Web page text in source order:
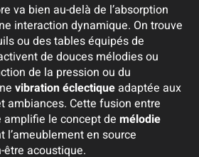
va bien au-delà de l’absorption
interaction dynamique. On trouve
ou des tables équipés de
de douces mélodies ou
de la pression ou du
vibration éclectiqueadaptée aux
ambiances. Cette fusion entre
le concept de mélodie
l’ameublement en source
être acoustique.